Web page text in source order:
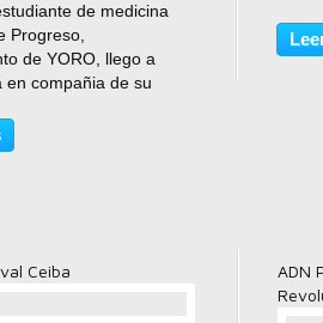
de medicina
Progreso,
de YORO, llego a
en compañia de su
estaba ubicada en las
Estadio Nacional. Me
Ceiba
ADN